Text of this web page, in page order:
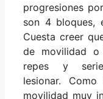
progresiones
son 4 bloques,
Cuesta creer
de movilidad
repes y
lesionar.
movilidad muy